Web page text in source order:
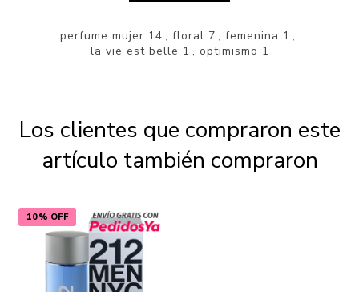
perfume mujer 14 , floral 7 , femenina 1 ,
la vie est belle 1 , optimismo 1
Los clientes que compraron este
artículo también compraron
10% OFF